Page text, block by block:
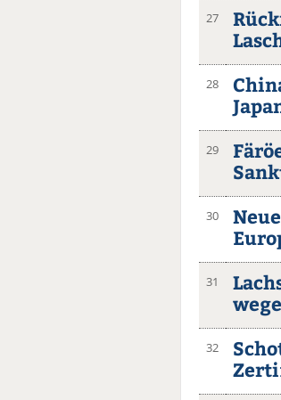
27
28
29
30
31
32